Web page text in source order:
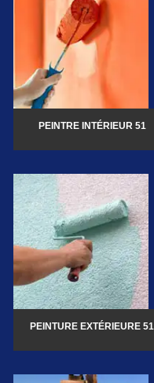
PEINTRE INTÉRIEUR 51
PEINTURE EXTÉRIEURE 51